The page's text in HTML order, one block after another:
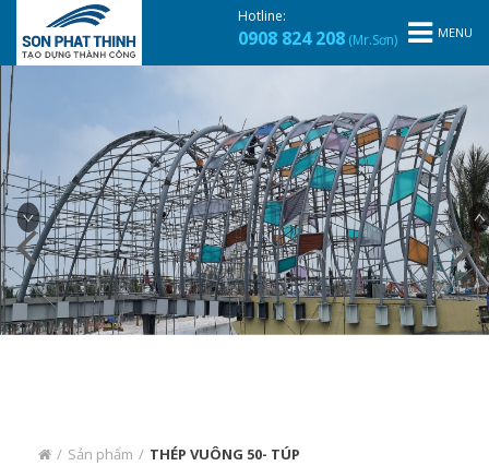
MENU
Hotline:
0908 824 208 (Mr.Sơn)
/ Sản phẩm / THÉP VUÔNG 50- TÚP